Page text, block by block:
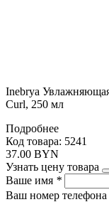
Inebrya
Curl, 250 мл
Подробнее
Код товара: 5241
37.00 BYN
Узнать цену товара
Ваше имя *
Ваш номер телефона